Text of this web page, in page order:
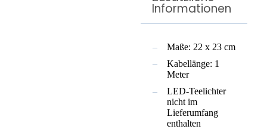
Informationen
Maße: 22 x 23 cm
Kabellänge: 1
Meter
LED-Teelichter
nicht im
Lieferumfang
enthalten